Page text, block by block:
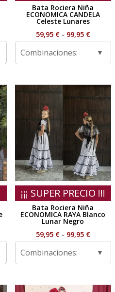
€
€
Bata Rociera Niña
ECONOMICA CANDELA
Celeste Lunares
59,95 € - 99,95 €Rango
59,95 €
hasta
99,95 €
Combinaciones:
€
¡¡¡ SUPER PRECIO !!!
Bata Rociera Niña
ECONOMICA RAYA Blanco
Lunar Negro
59,95 € - 99,95 €Rango
59,95 €
Combinaciones: